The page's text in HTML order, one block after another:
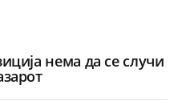
нема да се случи